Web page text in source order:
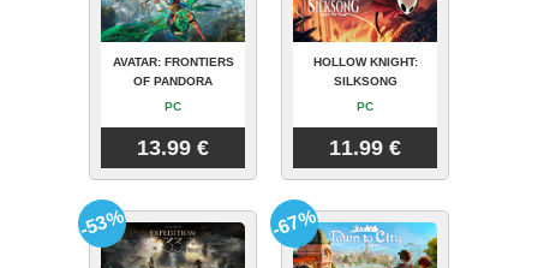
AVATAR: FRONTIERS
OF PANDORA
PC
13.99 €
HOLLOW KNIGHT:
SILKSONG
PC
11.99 €
-53% -67%